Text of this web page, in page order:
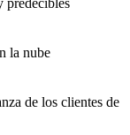
la nube
de los clientes de